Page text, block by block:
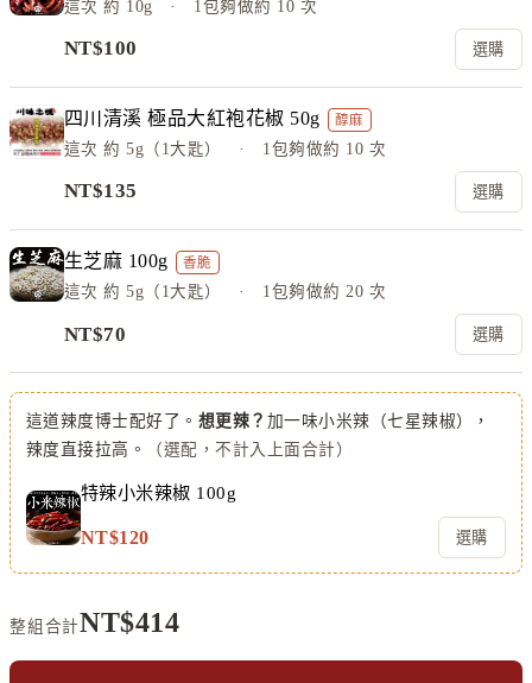
這次約 10g · 1包夠做約 10 次
NT$100 選購
四川清溪 極品大紅袍花椒 50g 醇麻
這次約 5g（1大匙） · 1包夠做約 10 次
NT$135 選購
生芝麻 100g 香脆
這次約 5g（1大匙） · 1包夠做約20 次
NT$70 選購
這道辣度博士配好了。 想更辣？ 加一味小米辣（七星辣椒），
辣度直接拉高。
（選配，不計入上面合計）
特辣小米辣椒 100g
NT$120 選購
整組合計NT$414